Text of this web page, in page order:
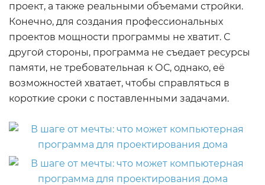
проект, а также реальными объемами стройки.
Конечно, для создания профессиональных
проектов мощности программы не хватит. С
другой стороны, программа не съедает ресурсы
памяти, не требовательная к ОС, однако, её
возможностей хватает, чтобы справляться в
короткие сроки с поставленными задачами.